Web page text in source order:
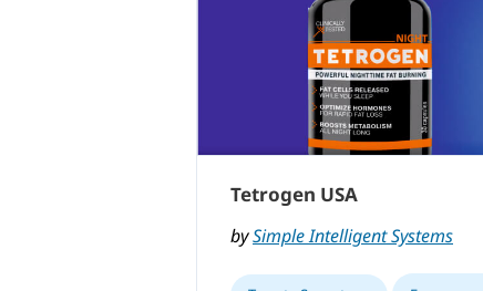
Tetrogen USA
bySimple Intelligent Systems